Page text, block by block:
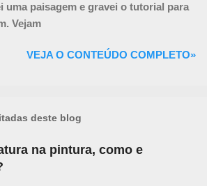
uma paisagem e gravei o tutorial para
Vejam
VEJA O CONTEÚDO COMPLETO»
deste blog
na pintura, como e